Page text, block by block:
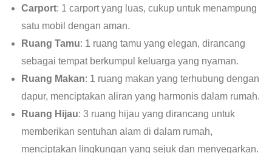
Carport: 1 carport yang luas, cukup untuk menampung
satu mobil dengan aman.
Ruang Tamu: 1 ruang tamu yang elegan, dirancang
sebagai tempat berkumpul keluarga yang nyaman.
Ruang Makan: 1 ruang makan yang terhubung dengan
dapur, menciptakan aliran yang harmonis dalam rumah.
Ruang Hijau: 3 ruang hijau yang dirancang untuk
memberikan sentuhan alam di dalam rumah,
menciptakan lingkungan yang sejuk dan menyegarkan​​.